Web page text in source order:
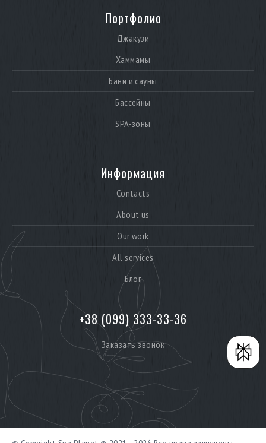
Портфолио
Джакузи
Хаммамы
Бани и сауны
Бассейны
SPA-зоны
Информация
Contacts
About us
Our work
All services
Блог
+38 (099) 333-33-36
Заказать звонок